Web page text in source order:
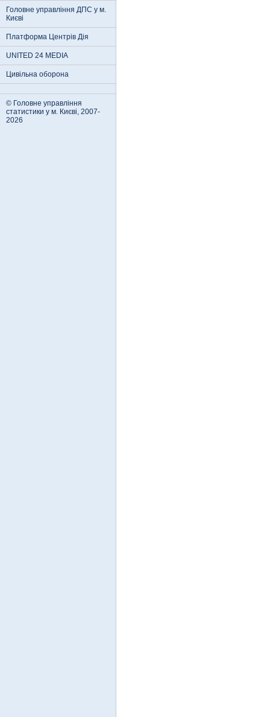
Головне управління ДПС у м.
Києві
Платформа Центрів Дія
UNITED 24 MEDIA
Цивільна оборона
© Головне управління
статистики у м. Києві, 2007-
2026